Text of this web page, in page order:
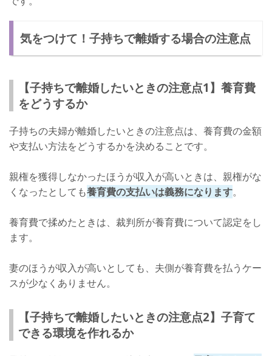
気をつけて！子持ちで離婚する場合の注意点
【子持ちで離婚したいときの注意点1】養育費
をどうするか
子持ちの夫婦が離婚したいときの注意点は、養育費の金額
や支払い方法をどうするかを決めることです。
親権を獲得しなかったほうが収入が高いときは、親権がな
くなったとしても養育費の支払いは義務になります。
養育費で揉めたときは、裁判所が養育費について認定をし
ます。
妻のほうが収入が高いとしても、夫側が養育費を払うケー
スが少なくありません。
【子持ちで離婚したいときの注意点2】子育て
できる環境を作れるか